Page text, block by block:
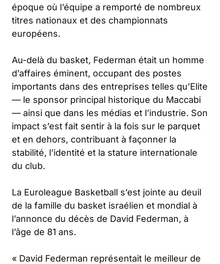
époque où l’équipe a remporté de nombreux
titres nationaux et des championnats
européens.
Au-delà du basket, Federman était un homme
d’affaires éminent, occupant des postes
importants dans des entreprises telles qu’Elite
— le sponsor principal historique du Maccabi
— ainsi que dans les médias et l’industrie. Son
impact s’est fait sentir à la fois sur le parquet
et en dehors, contribuant à façonner la
stabilité, l’identité et la stature internationale
du club.
La Euroleague Basketball s’est jointe au deuil
de la famille du basket israélien et mondial à
l’annonce du décès de David Federman, à
l’âge de 81 ans.
« David Federman représentait le meilleur de